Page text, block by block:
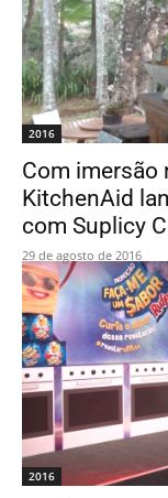
2016
Com imersão
KitchenAid
com Suplicy
29 de agosto de 2016
2016